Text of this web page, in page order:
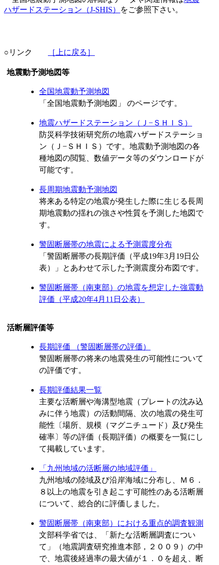
ハザードステーション（J-SHIS）
をご参照下さい。
○リンク ［上に戻る］
震動予測地図等
全国地震動予測地図
「全国地震動予測地図」 のページです。
地震ハザードステーション（Ｊ−ＳＨＩＳ）
防災科学技術研究所の地震ハザードステーショ
ン（Ｊ−ＳＨＩＳ）です。地震動予測地図の各
種地図の閲覧、数値データ等のダウンロードが
可能です。
長周期地震動予測地図
将来ある特定の地震が発生した際に生じる長周
期地震動の揺れの強さや性質を予測した地図で
す。
警固断層帯の地震による予測震度分布
「警固断層帯の長期評価（平成19年3月19日公
表）」とあわせて示した予測震度分布図です。
警固断層帯（南東部）の地震を想定した強震動
評価（平成20年4月11日公表）
断層評価等
長期評価 （警固断層帯の評価）
警固断層帯の将来の地震発生の可能性について
の評価です。
長期評価結果一覧
主要な活断層や海溝型地震（プレートの沈み込
みに伴う地震）の活動間隔、次の地震の発生可
能性〔場所、規模（マグニチュード）及び発生
確率〕等の評価（長期評価）の概要を一覧にし
て掲載しています。
「九州地域の活断層の地域評価」
九州地域の陸域及び沿岸海域に分布し、Ｍ６．
８以上の地震を引き起こす可能性のある活断層
について、総合的に評価しました。
警固断層帯（南東部）における重点的調査観測
文部科学省では、「新たな活断層調査につい
て」（地震調査研究推進本部，２００９）の中
で、地震後経過率の最大値が１．０を超え、断